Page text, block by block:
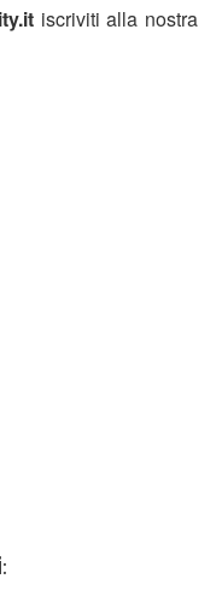
iscriviti alla nostra